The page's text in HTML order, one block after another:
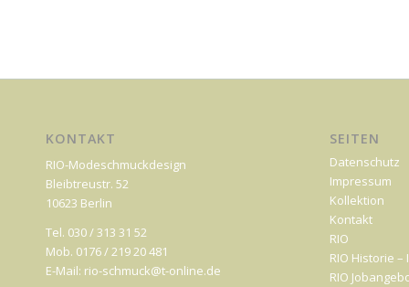
KONTAKT
RIO-Modeschmuckdesign
Bleibtreustr. 52
10623 Berlin
Tel. 030 / 313 31 52
Mob. 0176 / 219 20 481
E-Mail: rio-schmuck@t-online.de
SEITEN
Datenschutz
Impressum
Kollektion
Kontakt
RIO
RIO Historie
RIO